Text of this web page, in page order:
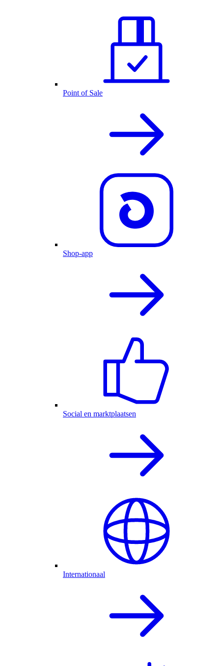
Point of Sale
Shop-app
Social en marktplaatsen
Internationaal